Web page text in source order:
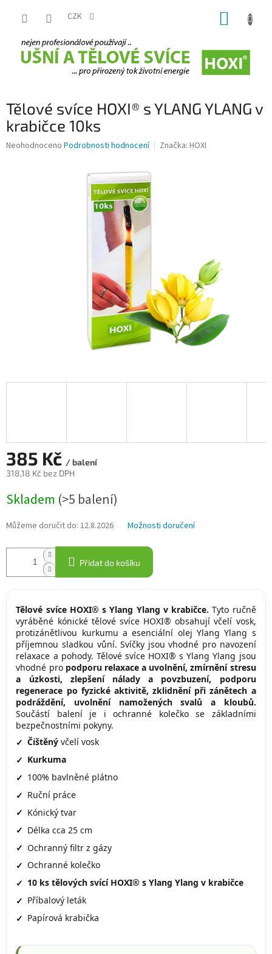
CZK
Tělové svíce HOXI® s YLANG YLANG v
krabičce 10ks
Průměrné
Neohodnoceno Podrobnosti hodnocení Značka: HOXI
385 Kč / balení
318,18 Kč bez DPH
cena:
Skladem (>5 balení)
Můžeme doručit do: 12.8.2026 Možnosti doručení
Přidat do košíku
Tělové svíce HOXI® s Ylang Ylang v krabičce. Tyto ručně
vyráběné kónické tělové svíce HOXI® obsahují včelí vosk,
protizánětlivou kurkumu a esenciální olej Ylang Ylang s
příjemnou sladkou vůní. Svíčky jsou vhodné pro navození
relaxace a pohody. Tělové svíce HOXI® s Ylang Ylang jsou
vhodné pro podporu relaxace a uvolnění, zmírnění stresu
a úzkosti, zlepšení nálady a povzbuzení, podporu
regenerace po fyzické aktivitě, zklidnění při zánětech a
podráždění, uvolnění namožených svalů a kloubů.
Součástí balení je i ochranné kolečko se základními
bezpečnostními pokyny.
Čištěný včelí vosk
Kurkuma
100% bavlněné plátno
Ruční práce
Kónický tvar
Délka cca 25 cm
Ochranný filtr z gázy
Ochranné kolečko
10 ks tělových svící HOXI® s Ylang Ylang v krabičce
Příbalový leták
Papírová krabička